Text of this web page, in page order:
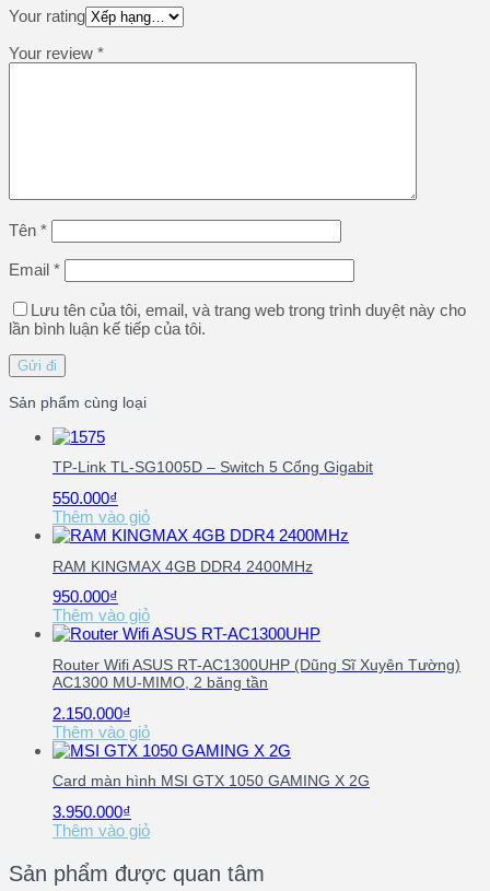
Your rating
Your review *
Tên *
Email *
Lưu tên của tôi, email, và trang web trong trình duyệt này cho
lần bình luận kế tiếp của tôi.
Sản phẩm cùng loại
TP-Link TL-SG1005D – Switch 5 Cổng Gigabit
550.000₫
Thêm vào giỏ
RAM KINGMAX 4GB DDR4 2400MHz
950.000₫
Thêm vào giỏ
Router Wifi ASUS RT-AC1300UHP (Dũng Sĩ Xuyên Tường)
AC1300 MU-MIMO, 2 băng tần
2.150.000₫
Thêm vào giỏ
Card màn hình MSI GTX 1050 GAMING X 2G
3.950.000₫
Thêm vào giỏ
Sản phẩm được quan tâm